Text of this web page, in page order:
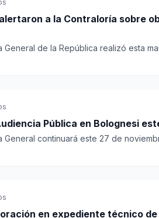
a la Contraloría sobre
General de la República realizó esta
Pública en Bolognesi
General continuará este 27 de
en expediente técnico de vía Cabana-